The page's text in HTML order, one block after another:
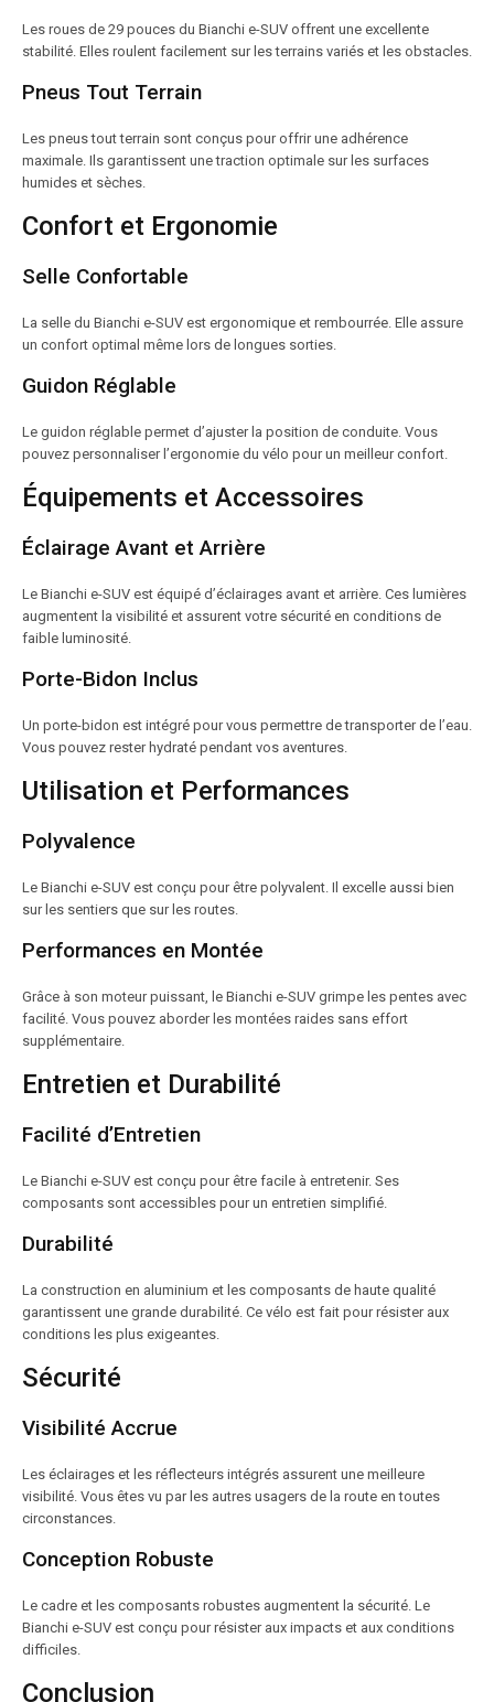
Les roues de 29 pouces du Bianchi e-SUV offrent une excellente
stabilité. Elles roulent facilement sur les terrains variés et les obstacles.
Pneus Tout Terrain
Les pneus tout terrain sont conçus pour offrir une adhérence
maximale. Ils garantissent une traction optimale sur les surfaces
humides et sèches.
Confort et Ergonomie
Selle Confortable
La selle du Bianchi e-SUV est ergonomique et rembourrée. Elle assure
un confort optimal même lors de longues sorties.
Guidon Réglable
Le guidon réglable permet d’ajuster la position de conduite. Vous
pouvez personnaliser l’ergonomie du vélo pour un meilleur confort.
Équipements et Accessoires
Éclairage Avant et Arrière
Le Bianchi e-SUV est équipé d’éclairages avant et arrière. Ces lumières
augmentent la visibilité et assurent votre sécurité en conditions de
faible luminosité.
Porte-Bidon Inclus
Un porte-bidon est intégré pour vous permettre de transporter de l’eau.
Vous pouvez rester hydraté pendant vos aventures.
Utilisation et Performances
Polyvalence
Le Bianchi e-SUV est conçu pour être polyvalent. Il excelle aussi bien
sur les sentiers que sur les routes.
Performances en Montée
Grâce à son moteur puissant, le Bianchi e-SUV grimpe les pentes avec
facilité. Vous pouvez aborder les montées raides sans effort
supplémentaire.
Entretien et Durabilité
Facilité d’Entretien
Le Bianchi e-SUV est conçu pour être facile à entretenir. Ses
composants sont accessibles pour un entretien simplifié.
Durabilité
La construction en aluminium et les composants de haute qualité
garantissent une grande durabilité. Ce vélo est fait pour résister aux
conditions les plus exigeantes.
Sécurité
Visibilité Accrue
Les éclairages et les réflecteurs intégrés assurent une meilleure
visibilité. Vous êtes vu par les autres usagers de la route en toutes
circonstances.
Conception Robuste
Le cadre et les composants robustes augmentent la sécurité. Le
Bianchi e-SUV est conçu pour résister aux impacts et aux conditions
difficiles.
Conclusion